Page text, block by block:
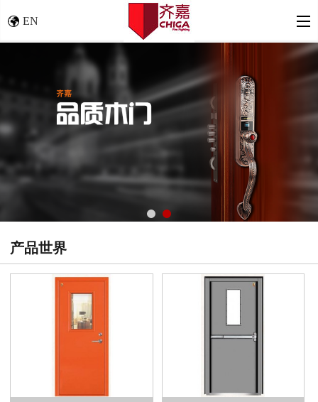
EN
产品世界